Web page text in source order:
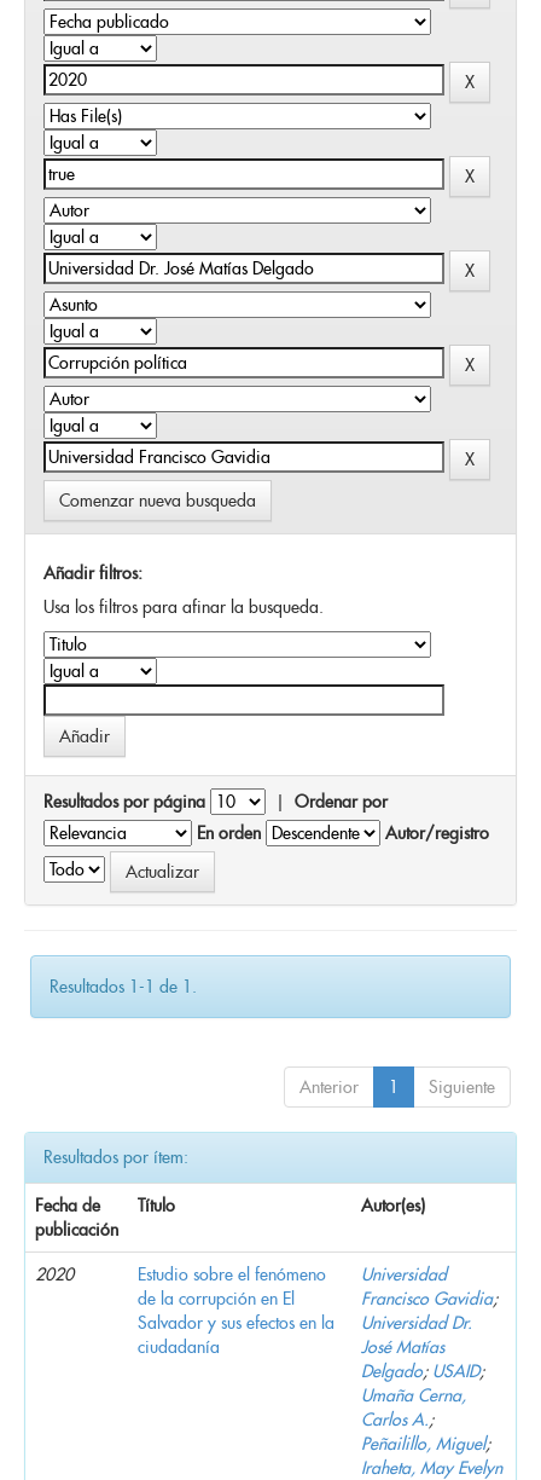
Comenzar nueva busqueda
Añadir filtros:
Usa los filtros para afinar la busqueda.
Resultados por página | Ordenar por
En orden
Autor/registro
Resultados 1-1 de 1.
Anterior 1 Siguiente
Resultados por ítem:
Fecha de
publicación
Título Autor(es)
2020
Estudio sobre el fenómeno
de la corrupción en El
Salvador y sus efectos en la
ciudadanía
Universidad
Francisco Gavidia;
Universidad Dr.
José Matías
Delgado; USAID;
Umaña Cerna,
Carlos A.;
Peñailillo, Miguel;
Iraheta, May Evelyn